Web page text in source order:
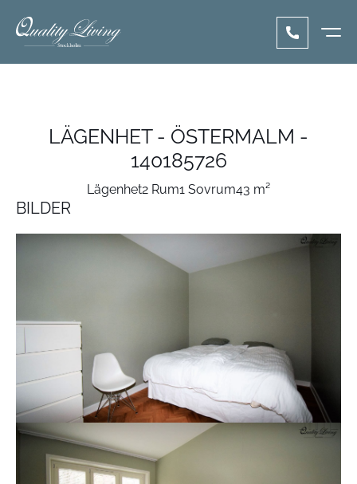
LÄGENHET - ÖSTERMALM -
140185726
Lägenhet2 Rum1 Sovrum43 m²
BILDER